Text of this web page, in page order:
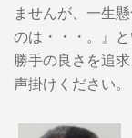
ませんが、一生
のは・・・。』
勝手の良さを追
声掛けください。